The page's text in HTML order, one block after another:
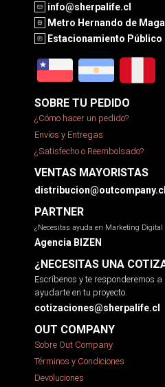
info@sherpalife.cl
Metro Hernando de
Estacionamiento Público
SOBRE TU PEDIDO
¿Cómo hacer un pedido?
Envíos y Entregas
¿Satisfecho o Reembolsado?
VENTAS MAYORISTAS
distribucion@outcompany.cl
PARTNER
¿Necesitas ayuda en Marketing Digital
Agencia BIZEN
¿NECESITAS UNA
Escríbenos y te responderemos
ayudarte en tu proyecto.
cotizaciones@sherpalife.cl
OUT COMPANY
Sobre Out Company
Términos y Condiciones
Devoluciones